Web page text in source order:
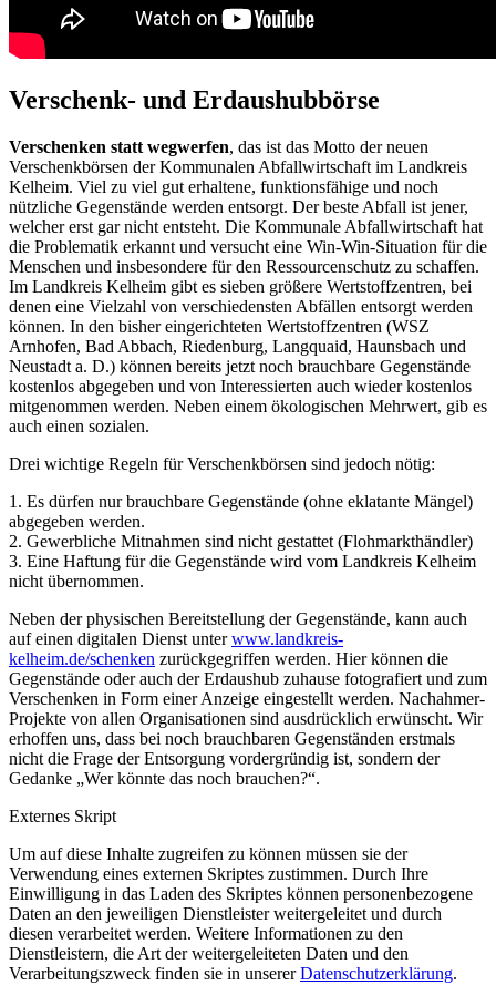
Verschenk- und Erdaushubbörse
Verschenken statt wegwerfen, das ist das Motto der neuen
Verschenkbörsen der Kommunalen Abfallwirtschaft im Landkreis
Kelheim. Viel zu viel gut erhaltene, funktionsfähige und noch
nützliche Gegenstände werden entsorgt. Der beste Abfall ist jener,
welcher erst gar nicht entsteht. Die Kommunale Abfallwirtschaft hat
die Problematik erkannt und versucht eine Win-Win-Situation für die
Menschen und insbesondere für den Ressourcenschutz zu schaffen.
Im Landkreis Kelheim gibt es sieben größere Wertstoffzentren, bei
denen eine Vielzahl von verschiedensten Abfällen entsorgt werden
können. In den bisher eingerichteten Wertstoffzentren (WSZ
Arnhofen, Bad Abbach, Riedenburg, Langquaid, Haunsbach und
Neustadt a. D.) können bereits jetzt noch brauchbare Gegenstände
kostenlos abgegeben und von Interessierten auch wieder kostenlos
mitgenommen werden. Neben einem ökologischen Mehrwert, gib es
auch einen sozialen.
Drei wichtige Regeln für Verschenkbörsen sind jedoch nötig:
1. Es dürfen nur brauchbare Gegenstände (ohne eklatante Mängel)
abgegeben werden.
2. Gewerbliche Mitnahmen sind nicht gestattet (Flohmarkthändler)
3. Eine Haftung für die Gegenstände wird vom Landkreis Kelheim
nicht übernommen.
Neben der physischen Bereitstellung der Gegenstände, kann auch
auf einen digitalen Dienst unterwww.landkreis-
kelheim.de/schenken zurückgegriffen werden. Hier können die
Gegenstände oder auch der Erdaushub zuhause fotografiert und zum
Verschenken in Form einer Anzeige eingestellt werden. Nachahmer-
Projekte von allen Organisationen sind ausdrücklich erwünscht. Wir
erhoffen uns, dass bei noch brauchbaren Gegenständen erstmals
nicht die Frage der Entsorgung vordergründig ist, sondern der
Gedanke „Wer könnte das noch brauchen?“.
Externes Skript
Um auf diese Inhalte zugreifen zu können müssen sie der
Verwendung eines externen Skriptes zustimmen. Durch Ihre
Einwilligung in das Laden des Skriptes können personenbezogene
Daten an den jeweiligen Dienstleister weitergeleitet und durch
diesen verarbeitet werden. Weitere Informationen zu den
Dienstleistern, die Art der weitergeleiteten Daten und den
Verarbeitungszweck finden sie in unsererDatenschutzerklärung.